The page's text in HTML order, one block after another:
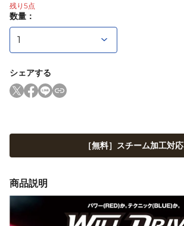
残り 5点
数量：
シェアする
［無料］スチーム加工対応
商品説明